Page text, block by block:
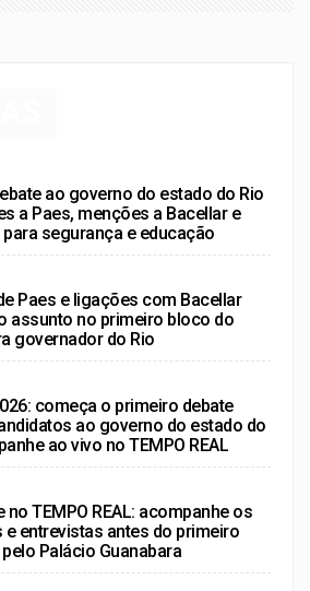
ao governo do estado do Rio
a Paes, menções a Bacellar e
segurança e educação
Paes e ligações com Bacellar
assunto no primeiro bloco do
governador do Rio
começa o primeiro debate
ao governo do estado do
ao vivo no TEMPO REAL
no TEMPO REAL: acompanhe os
e entrevistas antes do primeiro
Palácio Guanabara